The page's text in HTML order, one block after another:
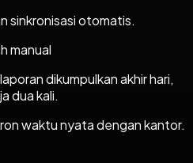
sinkronisasi otomatis.
manual
dikumpulkan akhir hari,
dua kali.
waktu nyata dengan kantor.